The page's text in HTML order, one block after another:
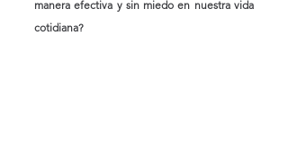
manera efectiva y sin miedo en nuestra vida
cotidiana?